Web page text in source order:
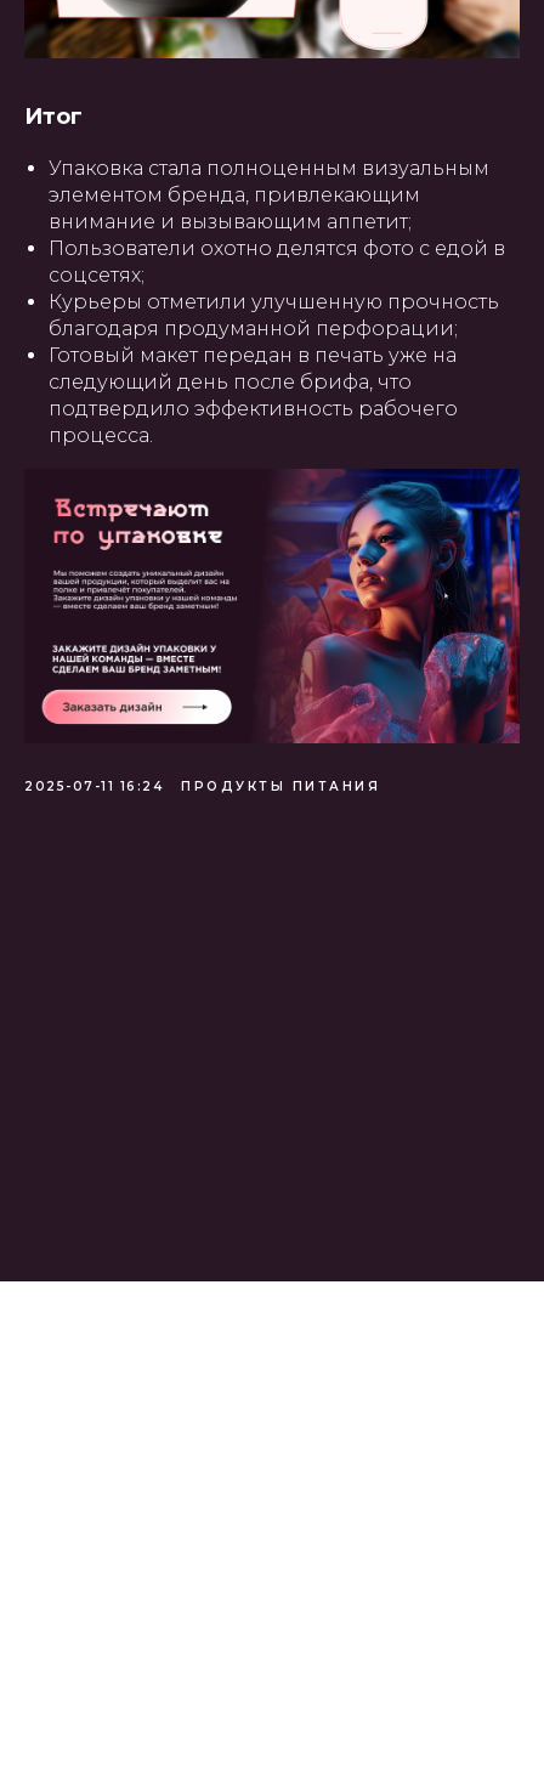
Итог
Упаковка стала полноценным визуальным
элементом бренда, привлекающим
внимание и вызывающим аппетит;
Пользователи охотно делятся фото с едой в
соцсетях;
Курьеры отметили улучшенную прочность
благодаря продуманной перфорации;
Готовый макет передан в печать уже на
следующий день после брифа, что
подтвердило эффективность рабочего
процесса.
2025-07-11 16:24 ПРОДУКТЫ ПИТАНИЯ
продвижение сайтов в Узбекистане
ГЛАВНАЯ О НАС УПАКОВКА
ПОЛИГРАФИЯ
INSTAGRAM ПРЕЗЕНТАЦИИ САЙТЫ
ПОЛЬЗОВАТЕЛЬСКОЕ
СОГЛАШЕНИЕ